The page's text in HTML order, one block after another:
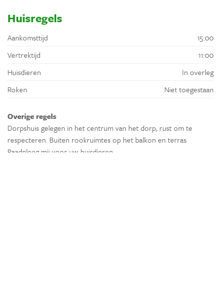
Huisregels
Aankomsttijd
15:00
Vertrektijd
11:00
Huisdieren
In overleg
Roken
Niet toegestaan
Overige regels
Dorpshuis gelegen in het centrum van het dorp, rust om te
respecteren. Buiten rookruimtes op het balkon en terras
Raadpleeg mij voor uw huisdieren